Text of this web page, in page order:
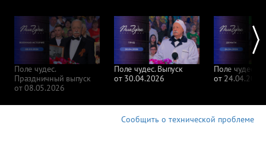
Поле чудес.
Праздничный выпуск
от 08.05.2026
Поле чудес. Выпуск
от 30.04.2026
Поле чудес.
от 24.04.2026
Сообщить о технической проблеме